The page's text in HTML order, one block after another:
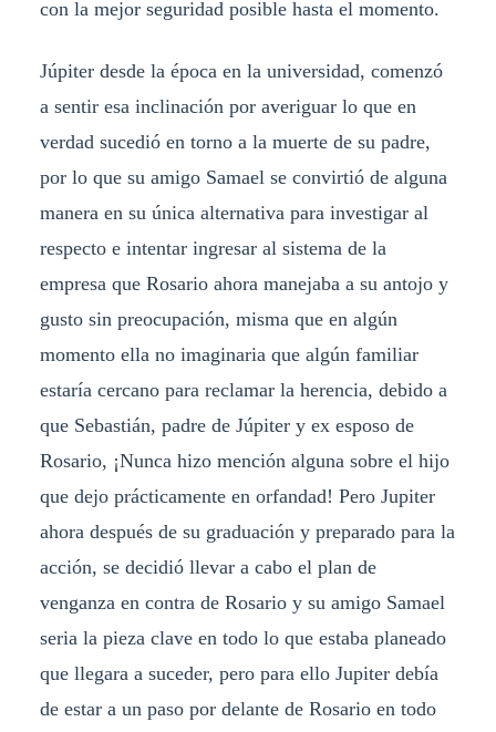
con la mejor seguridad posible hasta el momento.
Júpiter desde la época en la universidad, comenzó
a sentir esa inclinación por averiguar lo que en
verdad sucedió en torno a la muerte de su padre,
por lo que su amigo Samael se convirtió de alguna
manera en su única alternativa para investigar al
respecto e intentar ingresar al sistema de la
empresa que Rosario ahora manejaba a su antojo y
gusto sin preocupación, misma que en algún
momento ella no imaginaria que algún familiar
estaría cercano para reclamar la herencia, debido a
que Sebastián, padre de Júpiter y ex esposo de
Rosario, ¡Nunca hizo mención alguna sobre el hijo
que dejo prácticamente en orfandad! Pero Jupiter
ahora después de su graduación y preparado para la
acción, se decidió llevar a cabo el plan de
venganza en contra de Rosario y su amigo Samael
seria la pieza clave en todo lo que estaba planeado
que llegara a suceder, pero para ello Jupiter debía
de estar a un paso por delante de Rosario en todo